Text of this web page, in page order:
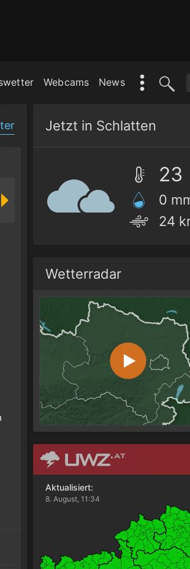
Webcams News
Samstag
15. Aug. 16. Aug. 17.
Jetzt in Schlatten
23
0
24
Wetterradar
Aktualisiert:
8. August, 11:34